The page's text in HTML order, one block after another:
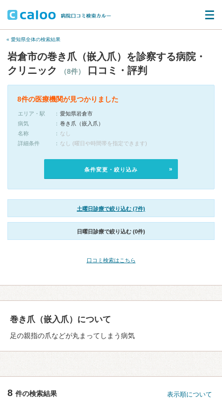
« 愛知県全体の検索結果
岩倉市の巻き爪（嵌入爪）を診察する病院・
クリニック
（8件） 口コミ・評判
8件の医療機関が見つかりました
エリア・駅
愛知県岩倉市
病気
巻き爪（嵌入爪）
名称
なし
詳細条件
なし (曜日や時間帯を指定できます)
条件変更・絞り込み
土曜日診療で絞り込む (7件)
日曜日診療で絞り込む (0件)
口コミ検索はこちら
巻き爪（嵌入爪）について
足の親指の爪などが丸まってしまう病気
8 件の検索結果 表示順について